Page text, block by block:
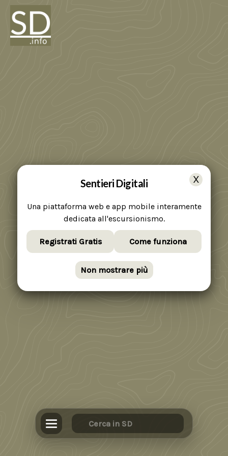
Sentieri Digitali
Una piattaforma web e app mobile interamente
dedicata all'escursionismo.
Registrati Gratis Come funziona
Non mostrare più